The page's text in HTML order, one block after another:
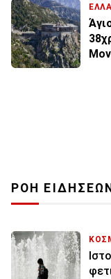
ΡΟΗ ΕΙΔΗΣΕΩΝ